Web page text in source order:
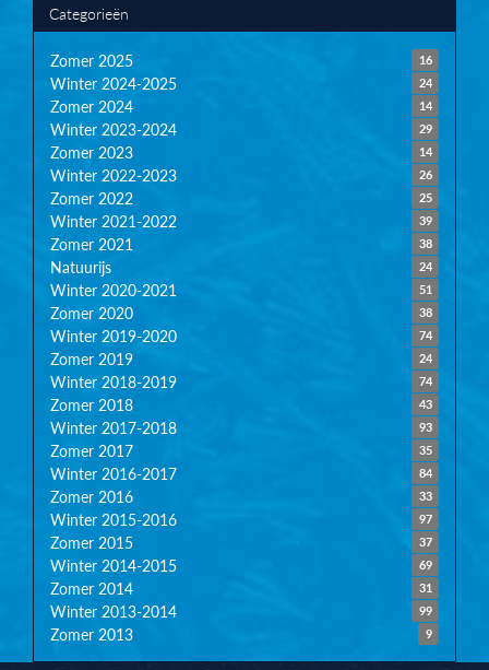
Categorieën
16
Zomer 2025
24
Winter 2024-2025
14
Zomer 2024
29
Winter 2023-2024
14
Zomer 2023
26
Winter 2022-2023
25
Zomer 2022
39
Winter 2021-2022
38
Zomer 2021
24
Natuurijs
51
Winter 2020-2021
38
Zomer 2020
74
Winter 2019-2020
24
Zomer 2019
74
Winter 2018-2019
43
Zomer 2018
93
Winter 2017-2018
35
Zomer 2017
84
Winter 2016-2017
33
Zomer 2016
97
Winter 2015-2016
37
Zomer 2015
69
Winter 2014-2015
31
Zomer 2014
99
Winter 2013-2014
9
Zomer 2013